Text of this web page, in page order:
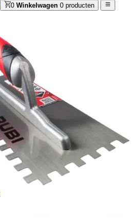
0 Winkelwagen 0 producten